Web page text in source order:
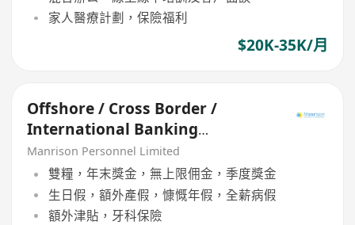
家人醫療計劃，保險福利
$20K-35K/月
Offshore / Cross Border /
International Banking
Relationship Manager
Manrison Personnel Limited
雙糧，年末獎金，無上限佣金，季度獎金
生日假，額外產假，慷慨年假，全薪病假
額外津貼，牙科保險